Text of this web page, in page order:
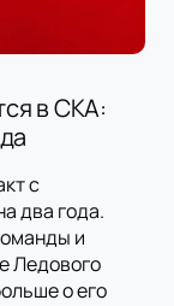
в СКА:
с
два года.
и
Ледового
о его